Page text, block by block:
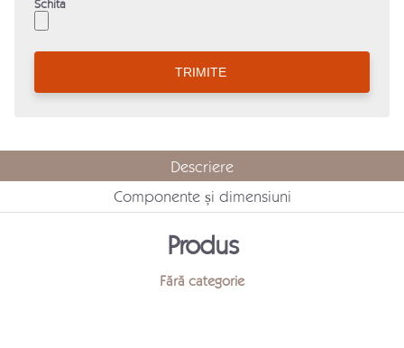
Descriere
Componente și dimensiuni
Produs
Fără categorie